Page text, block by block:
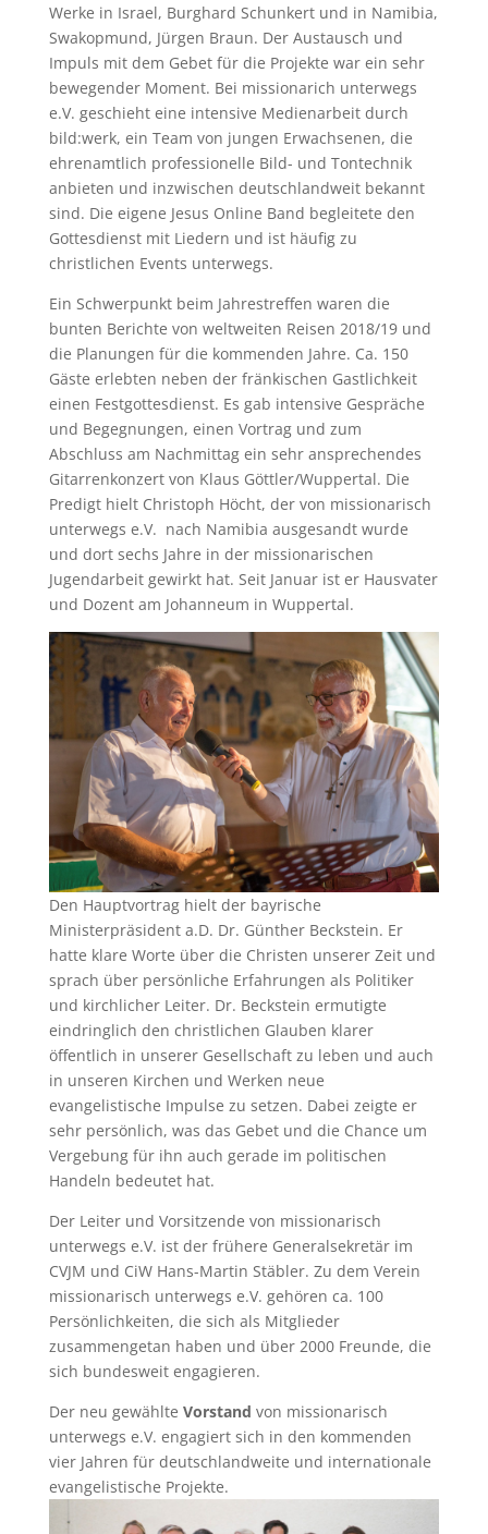
Werke in Israel, Burghard Schunkert und in Namibia,
Swakopmund, Jürgen Braun. Der Austausch und
Impuls mit dem Gebet für die Projekte war ein sehr
bewegender Moment. Bei missionarich unterwegs
e.V. geschieht eine intensive Medienarbeit durch
bild:werk, ein Team von jungen Erwachsenen, die
ehrenamtlich professionelle Bild- und Tontechnik
anbieten und inzwischen deutschlandweit bekannt
sind. Die eigene Jesus Online Band begleitete den
Gottesdienst mit Liedern und ist häufig zu
christlichen Events unterwegs.
Ein Schwerpunkt beim Jahrestreffen waren die
bunten Berichte von weltweiten Reisen 2018/19 und
die Planungen für die kommenden Jahre. Ca. 150
Gäste erlebten neben der fränkischen Gastlichkeit
einen Festgottesdienst. Es gab intensive Gespräche
und Begegnungen, einen Vortrag und zum
Abschluss am Nachmittag ein sehr ansprechendes
Gitarrenkonzert von Klaus Göttler/Wuppertal. Die
Predigt hielt Christoph Höcht, der von missionarisch
unterwegs e.V. nach Namibia ausgesandt wurde
und dort sechs Jahre in der missionarischen
Jugendarbeit gewirkt hat. Seit Januar ist er Hausvater
und Dozent am Johanneum in Wuppertal.
Den Hauptvortrag hielt der bayrische
Ministerpräsident a.D. Dr. Günther Beckstein. Er
hatte klare Worte über die Christen unserer Zeit und
sprach über persönliche Erfahrungen als Politiker
und kirchlicher Leiter. Dr. Beckstein ermutigte
eindringlich den christlichen Glauben klarer
öffentlich in unserer Gesellschaft zu leben und auch
in unseren Kirchen und Werken neue
evangelistische Impulse zu setzen. Dabei zeigte er
sehr persönlich, was das Gebet und die Chance um
Vergebung für ihn auch gerade im politischen
Handeln bedeutet hat.
Der Leiter und Vorsitzende von missionarisch
unterwegs e.V. ist der frühere Generalsekretär im
CVJM und CiW Hans-Martin Stäbler. Zu dem Verein
missionarisch unterwegs e.V. gehören ca. 100
Persönlichkeiten, die sich als Mitglieder
zusammengetan haben und über 2000 Freunde, die
sich bundesweit engagieren.
Der neu gewählte Vorstand von missionarisch
unterwegs e.V. engagiert sich in den kommenden
vier Jahren für deutschlandweite und internationale
evangelistische Projekte.